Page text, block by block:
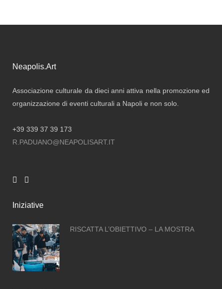
Neapolis.Art
Associazione culturale da dieci anni attiva nella promozione ed
organizzazione di eventi culturali a Napoli e non solo.
+39 339 37 39 173
R.PADUANO@NEAPOLISART.IT
Iniziative
RISCATTA L’OBIETTIVO – LA MOSTRA